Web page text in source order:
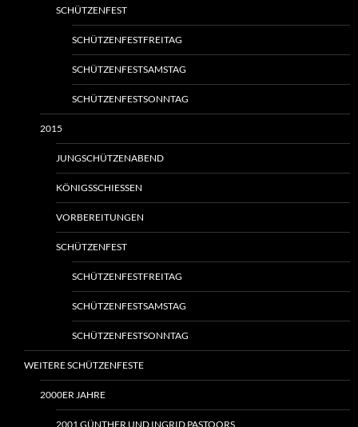
SCHÜTZENFEST
SCHÜTZENFESTFREITAG
SCHÜTZENFESTSAMSTAG
SCHÜTZENFESTSONNTAG
2015
JUNGSCHÜTZENABEND
KÖNIGSSCHIESSEN
VORBEREITUNGEN
SCHÜTZENFEST
SCHÜTZENFESTFREITAG
SCHÜTZENFESTSAMSTAG
SCHÜTZENFESTSONNTAG
WEITERE SCHÜTZENFESTE
2000ER JAHRE
2001 GÜNTHER UND INGRID PASTOORS